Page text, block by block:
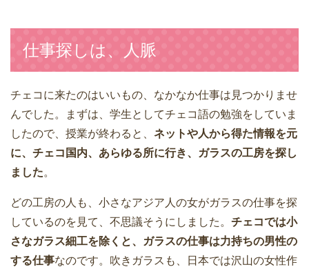
仕事探しは、人脈
チェコに来たのはいいもの、なかなか仕事は見つかりませ
んでした。まずは、学生としてチェコ語の勉強をしていま
したので、授業が終わると、 ネットや人から得た情報を元
に、チェコ国内、あらゆる所に行き、ガラスの工房を探し
ました。
どの工房の人も、小さなアジア人の女がガラスの仕事を探
しているのを見て、不思議そうにしました。 チェコでは小
さなガラス細工を除くと、ガラスの仕事は力持ちの男性の
する仕事なのです。吹きガラスも、日本では沢山の女性作